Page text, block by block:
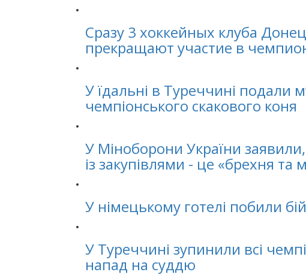
Сразу 3 хоккейных клуба
прекращают участие в
У їдальні в Туреччині подали
чемпіонського скакового коня
У Міноборони України
із закупівлями - це «брехня та
У німецькому готелі побили
У Туреччині зупинили всі
напад на суддю